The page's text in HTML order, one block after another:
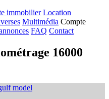
immobilier Location
Multimédia Compte
FAQ Contact
16000